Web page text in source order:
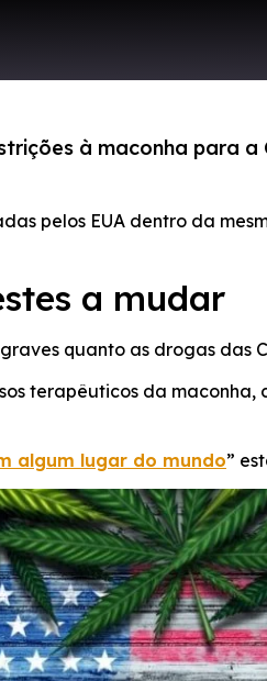
à maconha para
pelos EUA dentro da
a mudar
quanto as drogas das
terapêuticos da
algum lugar do mundo”